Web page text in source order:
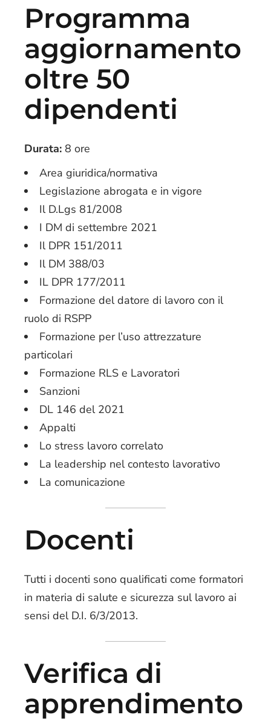
Programma
aggiornamento
oltre 50
dipendenti
Durata: 8 ore
Area giuridica/normativa
Legislazione abrogata e in vigore
Il D.Lgs 81/2008
I DM di settembre 2021
Il DPR 151/2011
Il DM 388/03
IL DPR 177/2011
Formazione del datore di lavoro con il
ruolo di RSPP
Formazione per l’uso attrezzature
particolari
Formazione RLS e Lavoratori
Sanzioni
DL 146 del 2021
Appalti
Lo stress lavoro correlato
La leadership nel contesto lavorativo
La comunicazione
Docenti
Tutti i docenti sono qualificati come formatori
in materia di salute e sicurezza sul lavoro ai
sensi del D.I. 6/3/2013.
Verifica di
apprendimento